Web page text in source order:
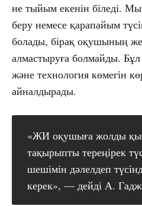
не тыйым екенін біледі.
беру немесе қарапайым
болады, бірақ оқушының
алмастыруға болмайды. Бұл
және технология көмегін
айналдырады.
«ЖИ оқушыға жолды
тақырыпты тереңірек
шешімін дәлелдеп
керек», — дейді А.